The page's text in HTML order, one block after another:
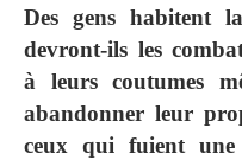
Des gens habitent
devront-ils les
à leurs coutumes
abandonner leur
ceux qui fuient